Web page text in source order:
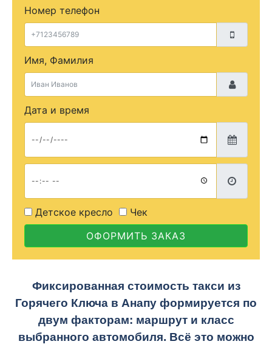
Номер телефон
Имя, Фамилия
Дата и время
Детское кресло
Чек
ОФОРМИТЬ ЗАКАЗ
Фиксированная стоимость такси из
Горячего Ключа в Анапу формируется по
двум факторам: маршрут и класс
выбранного автомобиля. Всё это можно